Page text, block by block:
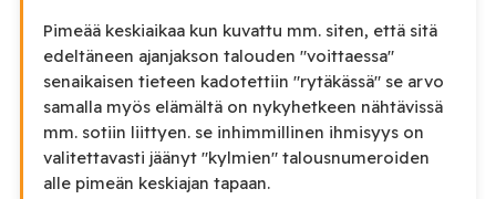
Pimeää keskiaikaa kun kuvattu mm. siten, että sitä
edeltäneen ajanjakson talouden "voittaessa"
senaikaisen tieteen kadotettiin "rytäkässä" se arvo
samalla myös elämältä on nykyhetkeen nähtävissä
mm. sotiin liittyen. se inhimmillinen ihmisyys on
valitettavasti jäänyt "kylmien" talousnumeroiden
alle pimeän keskiajan tapaan.